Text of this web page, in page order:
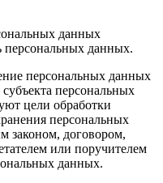
данных
персональных данных.
персональных данных
персональных
цели обработки
персональных
законом, договором,
или поручителем
данных.